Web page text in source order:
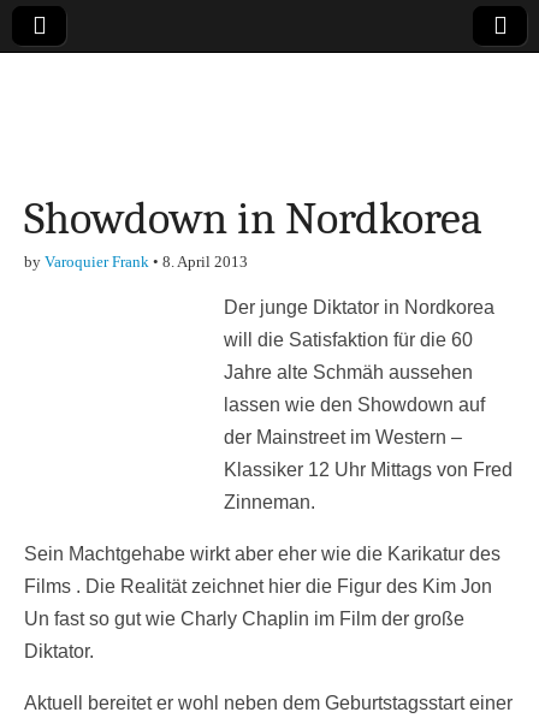
Finanzen,
Marketing-, Vertrieb-
& Investment-Tipps
Showdown in Nordkorea
by Varoquier Frank • 8. April 2013
Der junge Diktator in Nordkorea
will die Satisfaktion für die 60
Jahre alte Schmäh aussehen
lassen wie den Showdown auf
der Mainstreet im Western –
Klassiker 12 Uhr Mittags von Fred
Zinneman.
Sein Machtgehabe wirkt aber eher wie die Karikatur des
Films . Die Realität zeichnet hier die Figur des Kim Jon
Un fast so gut wie Charly Chaplin im Film der große
Diktator.
Aktuell bereitet er wohl neben dem Geburtstagsstart einer